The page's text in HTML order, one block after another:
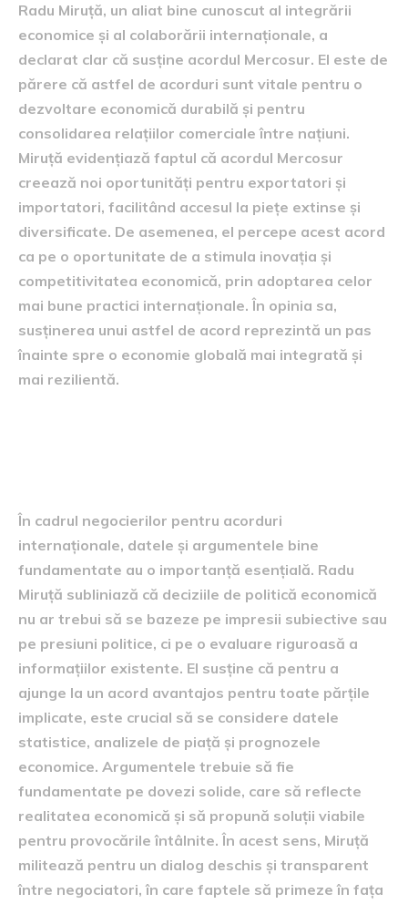
Radu Miruță, un aliat bine cunoscut al integrării
economice și al colaborării internaționale, a
declarat clar că susține acordul Mercosur. El este de
părere că astfel de acorduri sunt vitale pentru o
dezvoltare economică durabilă și pentru
consolidarea relațiilor comerciale între națiuni.
Miruță evidențiază faptul că acordul Mercosur
creează noi oportunități pentru exportatori și
importatori, facilitând accesul la piețe extinse și
diversificate. De asemenea, el percepe acest acord
ca pe o oportunitate de a stimula inovația și
competitivitatea economică, prin adoptarea celor
mai bune practici internaționale. În opinia sa,
susținerea unui astfel de acord reprezintă un pas
înainte spre o economie globală mai integrată și
mai rezilientă.
În cadrul negocierilor pentru acorduri
internaționale, datele și argumentele bine
fundamentate au o importanță esențială. Radu
Miruță subliniază că deciziile de politică economică
nu ar trebui să se bazeze pe impresii subiective sau
pe presiuni politice, ci pe o evaluare riguroasă a
informațiilor existente. El susține că pentru a
ajunge la un acord avantajos pentru toate părțile
implicate, este crucial să se considere datele
statistice, analizele de piață și prognozele
economice. Argumentele trebuie să fie
fundamentate pe dovezi solide, care să reflecte
realitatea economică și să propună soluții viabile
pentru provocările întâlnite. În acest sens, Miruță
militează pentru un dialog deschis și transparent
între negociatori, în care faptele să primeze în fața